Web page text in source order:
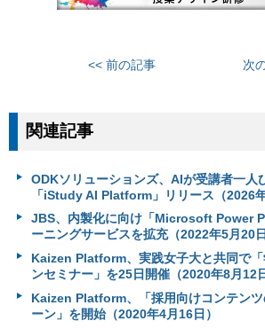
<< 前の記事 次
関連記事
ODKソリューションズ、AIが受講者一人
「iStudy AI Platform」リリース（2026年
JBS、内製化に向け「Microsoft Power
ーニングサービスを拡充（2022年5月20日
Kaizen Platform、実践女子大と共同で「
ンセミナー」を25日開催（2020年8月12日
Kaizen Platform、「採用向けコンテン
ーン」を開始（2020年4月16日）